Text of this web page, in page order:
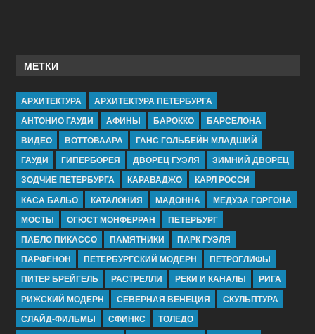
МЕТКИ
АРХИТЕКТУРА
АРХИТЕКТУРА ПЕТЕРБУРГА
АНТОНИО ГАУДИ
АФИНЫ БАРОККО
БАРСЕЛОНА
ВИДЕО
ВОТТОВААРА
ГАНС ГОЛЬБЕЙН МЛАДШИЙ
ГАУДИ
ГИПЕРБОРЕЯ ДВОРЕЦ ГУЭЛЯ
ЗИМНИЙ ДВОРЕЦ
ЗОДЧИЕ ПЕТЕРБУРГА
КАРАВАДЖО
КАРЛ РОССИ
КАСА БАЛЬО
КАТАЛОНИЯ МАДОННА
МЕДУЗА ГОРГОНА
МОСТЫ
ОГЮСТ МОНФЕРРАН
ПЕТЕРБУРГ
ПАБЛО ПИКАССО
ПАМЯТНИКИ
ПАРК ГУЭЛЯ
ПАРФЕНОН
ПЕТЕРБУРГСКИЙ МОДЕРН
ПЕТРОГЛИФЫ
ПИТЕР БРЕЙГЕЛЬ
РАСТРЕЛЛИ РЕКИ И КАНАЛЫ
РИГА
РИЖСКИЙ МОДЕРН
СЕВЕРНАЯ ВЕНЕЦИЯ
СКУЛЬПТУРА
СЛАЙД-ФИЛЬМЫ
СФИНКС
ТОЛЕДО